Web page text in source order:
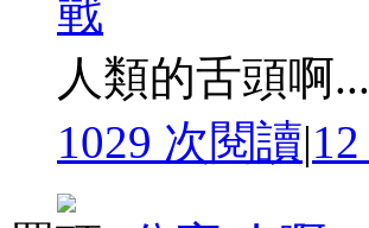
人類的舌頭啊...
1029 次閱讀|12